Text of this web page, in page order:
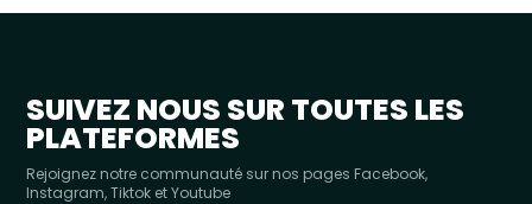
SUIVEZ NOUS SUR TOUTES LES
PLATEFORMES
Rejoignez notre communauté sur nos pages Facebook,
Instagram, Tiktok et Youtube